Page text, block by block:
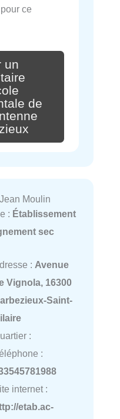
ce
un
de
Moulin
: Établissement
sec
: Avenue
Vignola, 16300
Saint-
:
:
internet :
etab.ac-